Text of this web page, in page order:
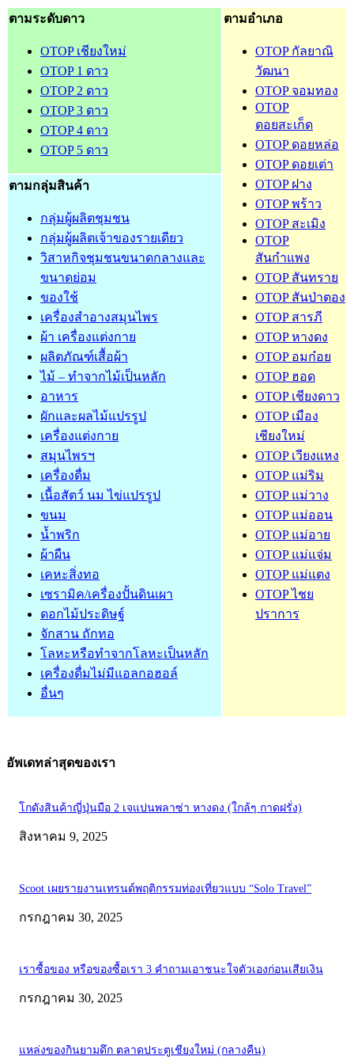
ตามระดับดาว
OTOP เชียงใหม่
OTOP 1 ดาว
OTOP 2 ดาว
OTOP 3 ดาว
OTOP 4 ดาว
OTOP 5 ดาว
ตามอำเภอ
OTOP กัลยาณิ
วัฒนา
OTOP จอมทอง
OTOP
ดอยสะเก็ด
OTOP ดอยหล่อ
OTOP ดอยเต่า
OTOP ฝาง
OTOP พร้าว
OTOP สะเมิง
OTOP
สันกำแพง
OTOP สันทราย
OTOP สันป่าตอง
OTOP สารภี
OTOP หางดง
OTOP อมก๋อย
OTOP ฮอด
OTOP เชียงดาว
OTOP เมือง
เชียงใหม่
OTOP เวียงแหง
OTOP แม่ริม
OTOP แม่วาง
OTOP แม่ออน
OTOP แม่อาย
OTOP แม่แจ่ม
OTOP แม่แตง
OTOP ไชย
ปราการ
ตามกลุ่มสินค้า
กลุ่มผู้ผลิตชุมชน
กลุ่มผู้ผลิตเจ้าของรายเดียว
วิสาหกิจชุมชนขนาดกลางและ
ขนาดย่อม
ของใช้
เครื่องสำอางสมุนไพร
ผ้า เครื่องแต่งกาย
ผลิตภัณฑ์เสื้อผ้า
ไม้ – ทำจากไม้เป็นหลัก
อาหาร
ผักและผลไม้แปรรูป
เครื่องแต่งกาย
สมุนไพรฯ
เครื่องดื่ม
เนื้อสัตว์ นม ไข่แปรรูป
ขนม
น้ำพริก
ผ้าผืน
เคหะสิ่งทอ
เซรามิค/เครื่องปั้นดินเผา
ดอกไม้ประดิษฐ์
จักสาน ถักทอ
โลหะหรือทำจากโลหะเป็นหลัก
เครื่องดื่มไม่มีแอลกอฮอล์
อื่นๆ
อัพเดทล่าสุดของเรา
โกดังสินค้าญี่ปุ่นมือ 2 เจแปนพลาซ่า หางดง (ใกล้ๆ กาดฝรั่ง)
สิงหาคม 9, 2025
Scoot เผยรายงานเทรนด์พฤติกรรมท่องเที่ยวแบบ “Solo Travel”
กรกฎาคม 30, 2025
เราซื้อของ หรือของซื้อเรา 3 คำถามเอาชนะใจตัวเองก่อนเสียเงิน
กรกฎาคม 30, 2025
แหล่งของกินยามดึก ตลาดประตูเชียงใหม่ (กลางคืน)